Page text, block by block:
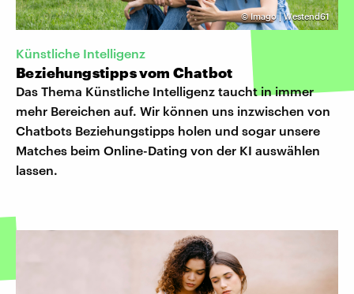
©Imago | Westend61
Künstliche Intelligenz
Beziehungstipps vom Chatbot
Das Thema Künstliche Intelligenz taucht in immer
mehr Bereichen auf. Wir können uns inzwischen von
Chatbots Beziehungstipps holen und sogar unsere
Matches beim Online-Dating von der KI auswählen
lassen.